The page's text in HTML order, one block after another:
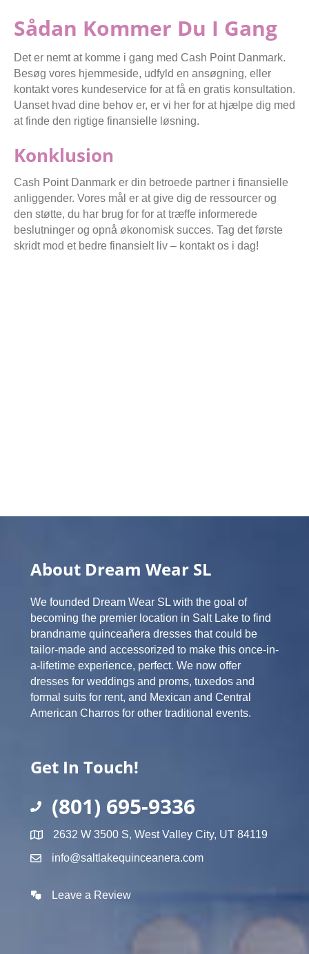
Sådan Kommer Du I Gang
Det er nemt at komme i gang med Cash Point Danmark.
Besøg vores hjemmeside, udfyld en ansøgning, eller
kontakt vores kundeservice for at få en gratis konsultation.
Uanset hvad dine behov er, er vi her for at hjælpe dig med
at finde den rigtige finansielle løsning.
Konklusion
Cash Point Danmark er din betroede partner i finansielle
anliggender. Vores mål er at give dig de ressourcer og
den støtte, du har brug for for at træffe informerede
beslutninger og opnå økonomisk succes. Tag det første
skridt mod et bedre finansielt liv – kontakt os i dag!
About Dream Wear SL
We founded Dream Wear SL with the goal of
becoming the premier location in Salt Lake to find
brandname quinceañera dresses that could be
tailor-made and accessorized to make this once-in-
a-lifetime experience, perfect. We now offer
dresses for weddings and proms, tuxedos and
formal suits for rent, and Mexican and Central
American Charros for other traditional events.
Get In Touch!
(801) 695-9336
2632 W 3500 S, West Valley City, UT 84119
info@saltlakequinceanera.com
Leave a Review